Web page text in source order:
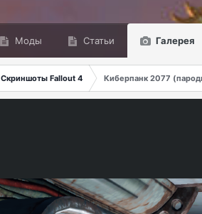
Моды Статьи Галерея
Скриншоты Fallout 4
Киберпанк 2077